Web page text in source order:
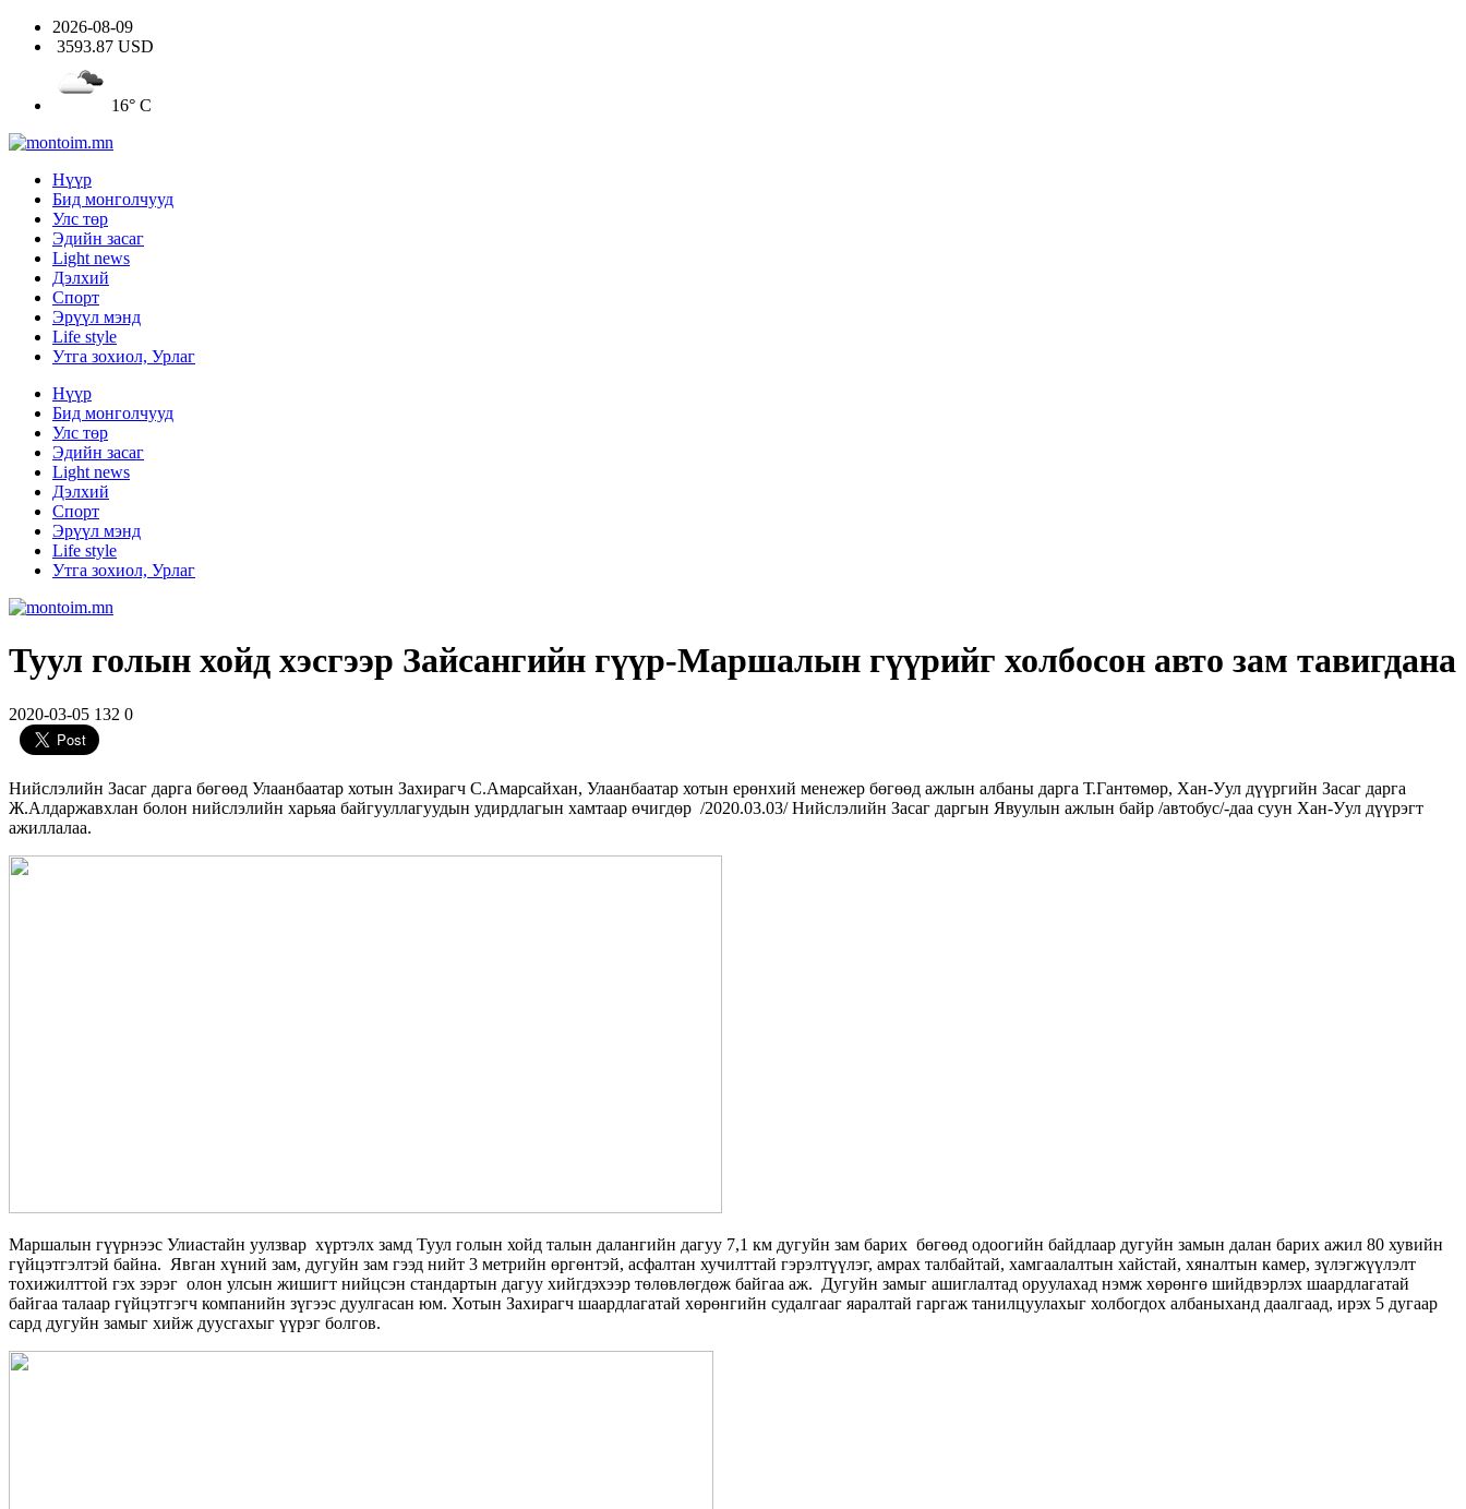
2026-08-09
3593.87 USD
16° C
Нүүр
Бид монголчууд
Улс төр
Эдийн засаг
Light news
Дэлхий
Спорт
Эрүүл мэнд
Life style
Утга зохиол, Урлаг
Нүүр
Бид монголчууд
Улс төр
Эдийн засаг
Light news
Дэлхий
Спорт
Эрүүл мэнд
Life style
Утга зохиол, Урлаг
Туул голын хойд хэсгээр Зайсангийн гүүр-Маршалын гүүрийг холбосон авто зам тавигдана
2020-03-05 132 0
Нийслэлийн Засаг дарга бөгөөд Улаанбаатар хотын Захирагч С.Амарсайхан, Улаанбаатар хотын ерөнхий менежер бөгөөд ажлын албаны дарга Т.Гантөмөр, Хан-Уул дүүргийн Засаг дарга
Ж.Алдаржавхлан болон нийслэлийн харьяа байгууллагуудын удирдлагын хамтаар өчигдөр /2020.03.03/ Нийслэлийн Засаг даргын Явуулын ажлын байр /автобус/-даа суун Хан-Уул дүүрэгт
ажиллалаа.
Маршалын гүүрнээс Улиастайн уулзвар хүртэлх замд Туул голын хойд талын далангийн дагуу 7,1 км дугуйн зам барих бөгөөд одоогийн байдлаар дугуйн замын далан барих ажил 80 хувийн
гүйцэтгэлтэй байна. Явган хүний зам, дугуйн зам гээд нийт 3 метрийн өргөнтэй, асфалтан хучилттай гэрэлтүүлэг, амрах талбайтай, хамгаалалтын хайстай, хяналтын камер, зүлэгжүүлэлт
тохижилттой гэх зэрэг олон улсын жишигт нийцсэн стандартын дагуу хийгдэхээр төлөвлөгдөж байгаа аж. Дугуйн замыг ашиглалтад оруулахад нэмж хөрөнгө шийдвэрлэх шаардлагатай
байгаа талаар гүйцэтгэгч компанийн зүгээс дуулгасан юм. Хотын Захирагч шаардлагатай хөрөнгийн судалгааг яаралтай гаргаж танилцуулахыг холбогдох албаныханд даалгаад, ирэх 5 дугаар
сард дугуйн замыг хийж дуусгахыг үүрэг болгов.